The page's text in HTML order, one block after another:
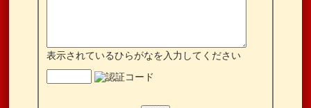
表示されているひらがなを入力してください